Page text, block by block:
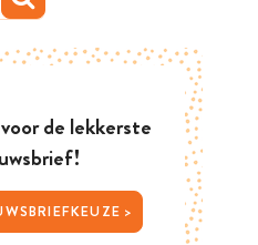
de lekkerste
JOUW NIEUWSBRIEFKEUZE >